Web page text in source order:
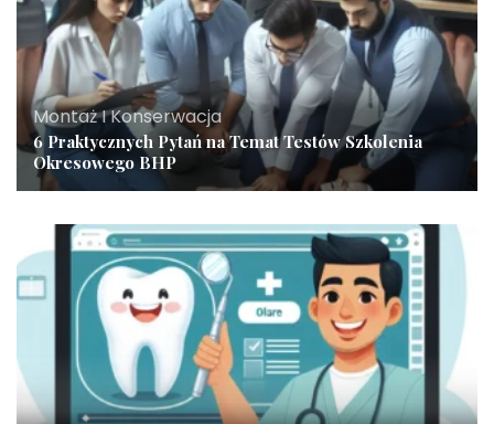
Montaż I Konserwacja
6 Praktycznych Pytań na Temat Testów Szkolenia
Okresowego BHP